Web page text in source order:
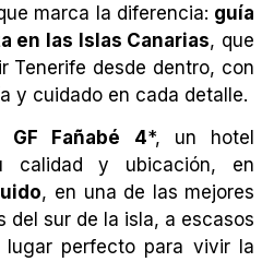
marca la diferencia: guía
en las Islas Canarias, que
Tenerife desde dentro, con
y cuidado en cada detalle.
GF Fañabé 4*, un hotel
calidad y ubicación, en
, en una de las mejores
del sur de la isla, a escasos
perfecto para vivir la